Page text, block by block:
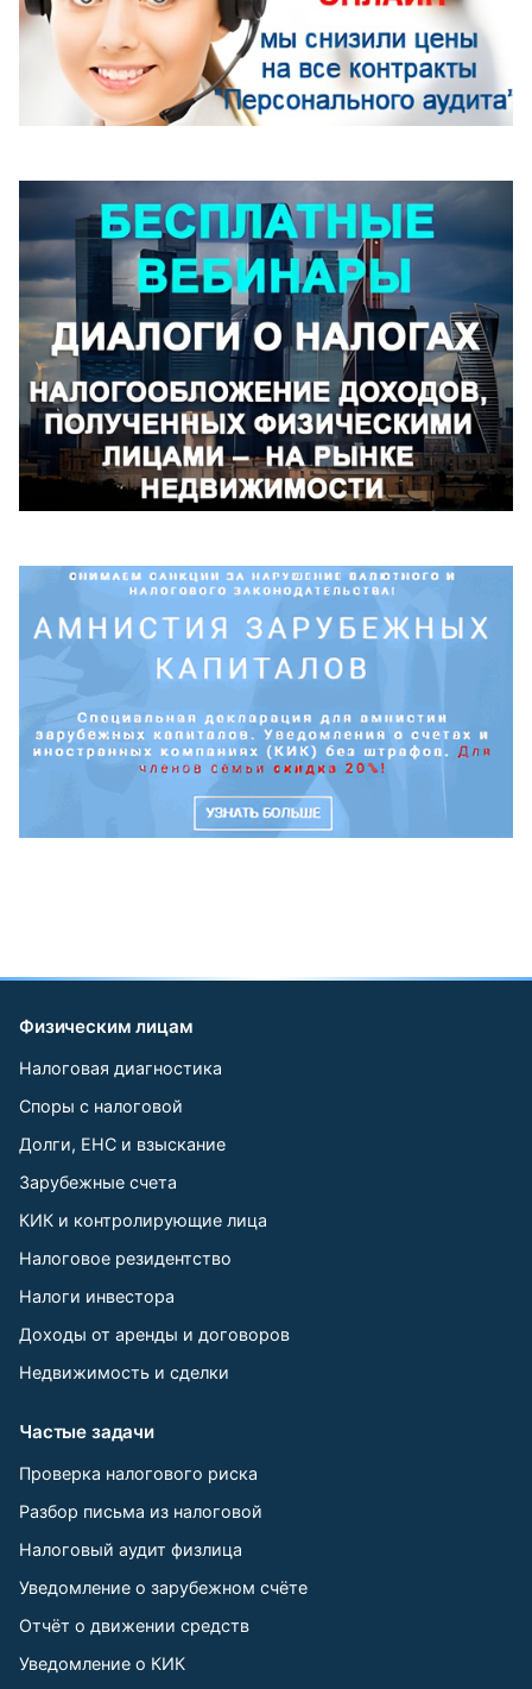
Физическим лицам
Налоговая диагностика
Споры с налоговой
Долги, ЕНС и взыскание
Зарубежные счета
КИК и контролирующие лица
Налоговое резидентство
Налоги инвестора
Доходы от аренды и договоров
Недвижимость и сделки
Частые задачи
Проверка налогового риска
Разбор письма из налоговой
Налоговый аудит физлица
Уведомление о зарубежном счёте
Отчёт о движении средств
Уведомление о КИК